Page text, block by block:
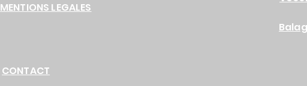
MENTIONS LEGALES
CONTACT